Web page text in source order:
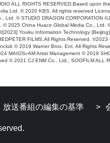
ALL RIGHTS RESERVED.Based upon
Ltd. © 2020 KBS. All rights reserved
Ltd. © STUDIO DRAGON CORPORATION
2025 China Huace Global Media Co., Ltd.
Youku Information Technology
FILMS.All Rights Reserved.
© 2019 Warner Bros. Ent. All Rights
MAIOSi-AM Artist Management © 2019
© 2021 CJ ENM Co., Ltd., SOOFILM ALL
放送番組の編集の基準